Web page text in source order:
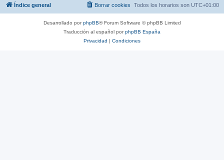
Índice general Todos los horarios son UTC+01:00
Borrar cookies
Desarrollado porphpBB® Forum Software © phpBB Limited
Traducción al español porphpBB España
Privacidad | Condiciones